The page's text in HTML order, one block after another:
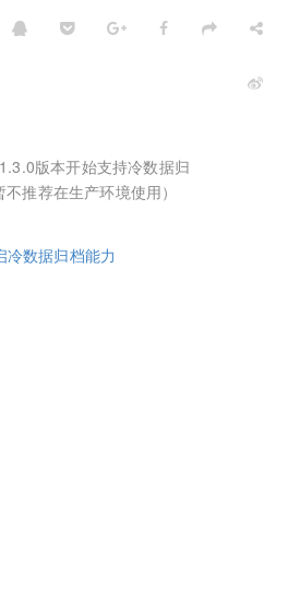
版本开始支持冷数据归
推荐在生产环境使用）
冷数据归档能力